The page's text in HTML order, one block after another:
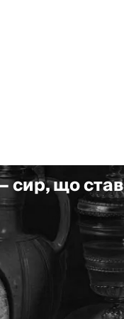
сир, що став